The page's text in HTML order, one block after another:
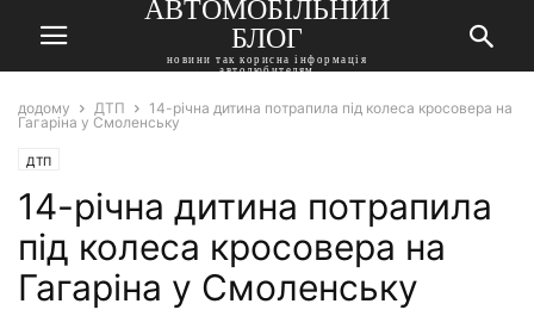
АВТОМОБІЛЬНИЙ
БЛОГ
новини так корисна інформація
автолюбителям
додому ДТП
14-річна дитина потрапила під колеса кросовера на
Гагаріна у Смоленську
ДТП
14-річна дитина потрапила
під колеса кросовера на
Гагаріна у Смоленську